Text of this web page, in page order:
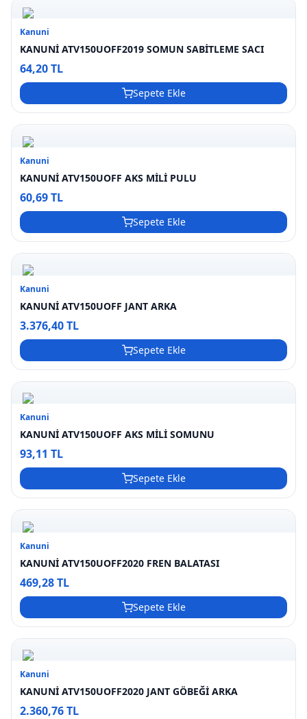
Kanuni
KANUNİ ATV150UOFF2019 SOMUN SABİTLEME SACI
64,20 TL
Sepete Ekle
Kanuni
KANUNİ ATV150UOFF AKS MİLİ PULU
60,69 TL
Sepete Ekle
Kanuni
KANUNİ ATV150UOFF JANT ARKA
3.376,40 TL
Sepete Ekle
Kanuni
KANUNİ ATV150UOFF AKS MİLİ SOMUNU
93,11 TL
Sepete Ekle
Kanuni
KANUNİ ATV150UOFF2020 FREN BALATASI
469,28 TL
Sepete Ekle
Kanuni
KANUNİ ATV150UOFF2020 JANT GÖBEĞİ ARKA
2.360,76 TL